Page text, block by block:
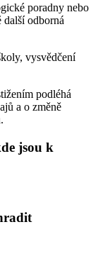
poradny nebo
další odborná
vysvědčení
podléhá
a o změně
jsou k